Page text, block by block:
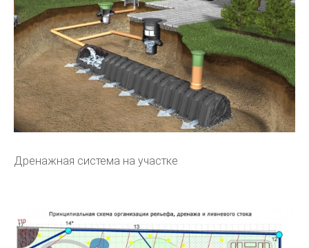
Дренажная система на участке